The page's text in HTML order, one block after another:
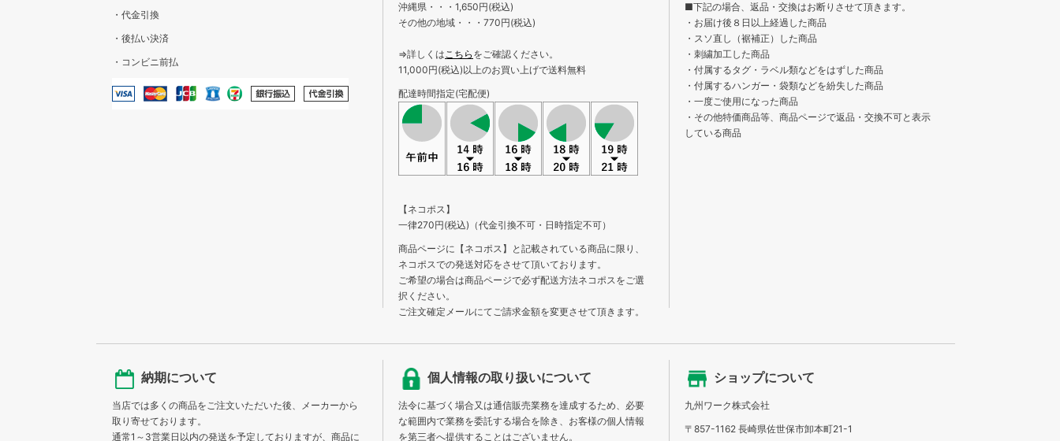
・代金引換
・後払い決済
・コンビニ前払
沖縄県・・・1,650円(税込)
その他の地域・・・770円(税込)
⇒詳しくはこちら をご確認ください。
11,000円(税込)以上のお買い上げで送料無料
配達時間指定(宅配便)
【ネコポス】
一律270円(税込)（代金引換不可・日時指定不可）
商品ページに【ネコポス】と記載されている商品に限り、
ネコポスでの発送対応をさせて頂いております。
ご希望の場合は商品ページで必ず配送方法ネコポスをご選
択ください。
ご注文確定メールにてご請求金額を変更させて頂きます。
■下記の場合、返品・交換はお断りさせて頂きます。
・お届け後８日以上経過した商品
・スソ直し（裾補正）した商品
・刺繍加工した商品
・付属するタグ・ラベル類などをはずした商品
・付属するハンガー・袋類などを紛失した商品
・一度ご使用になった商品
・その他特価商品等、商品ページで返品・交換不可と表示
している商品
納期について
当店では多くの商品をご注文いただいた後、メーカーから
取り寄せております。
通常1～3営業日以内の発送を予定しておりますが、商品に
個人情報の取り扱いについて
法令に基づく場合又は通信販売業務を達成するため、必要
な範囲内で業務を委託する場合を除き、お客様の個人情報
を第三者へ提供することはございません。
ショップについて
九州ワーク株式会社
〒857-1162 長崎県佐世保市卸本町21-1